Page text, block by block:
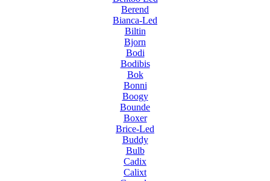
Berend
Bianca-Led
Biltin
Bjorn
Bodi
Bodibis
Bok
Bonni
Boogy
Bounde
Boxer
Brice-Led
Buddy
Bulb
Cadix
Calixt